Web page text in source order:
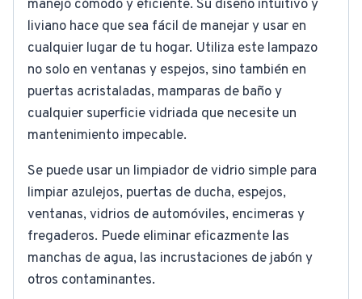
manejo cómodo y eficiente. Su diseño intuitivo y
liviano hace que sea fácil de manejar y usar en
cualquier lugar de tu hogar. Utiliza este lampazo
no solo en ventanas y espejos, sino también en
puertas acristaladas, mamparas de baño y
cualquier superficie vidriada que necesite un
mantenimiento impecable.
Se puede usar un limpiador de vidrio simple para
limpiar azulejos, puertas de ducha, espejos,
ventanas, vidrios de automóviles, encimeras y
fregaderos. Puede eliminar eficazmente las
manchas de agua, las incrustaciones de jabón y
otros contaminantes.